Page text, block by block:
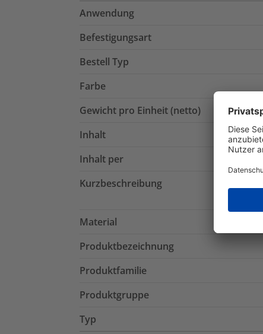
Anwendung
Befestigungsart
Bestell Typ
Farbe
Gewicht pro Einheit (netto)
Inhalt
Inhalt per
Kurzbeschreibung
Material
Produktbezeichnung
Produktfamilie
Produktgruppe
Typ